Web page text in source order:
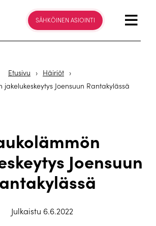
SÄHKÖINEN ASIOINTI
Etusivu › Häiriöt ›
jakelukeskeytys Joensuun Rantakylässä
Joensuun
Julkaistu 6.6.2022